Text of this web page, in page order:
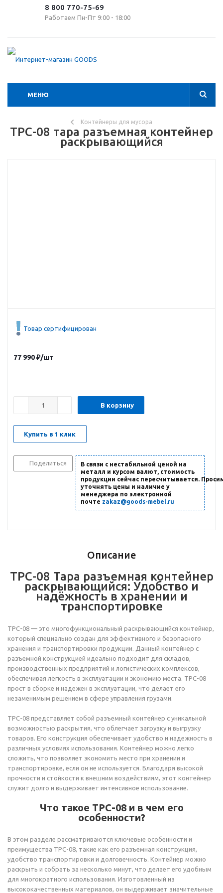
8 800 770-75-69
Работаем Пн-Пт 9:00 - 18:00
МЕНЮ
Контейнеры для мусора
ТРС-08 тара разъемная контейнер
раскрывающийся
Товар сертифицирован
77 990₽/шт
В корзину
Купить в 1 клик
Поделиться
В связи с нестабильной ценой на
металл и курсом валют, стоимость
продукции сейчас пересчитывается.
уточнять цены и наличие у
менеджера по электронной
почте zakaz@goods-mebel.ru
Описание
ТРС-08 Тара разъемная контейнер
раскрывающийся: Удобство и
надёжность в хранении и
транспортировке
ТРС-08 — это многофункциональный раскрывающийся контейнер,
который специально создан для эффективного и безопасного
хранения и транспортировки продукции. Данный контейнер с
разъемной конструкцией идеально подходит для складов,
производственных предприятий и логистических комплексов,
обеспечивая лёгкость в эксплуатации и экономию места. ТРС-08
прост в сборке и надежен в эксплуатации, что делает его
незаменимым решением в сфере управления грузами.
ТРС-08 представляет собой разъемный контейнер с уникальной
возможностью раскрытия, что облегчает загрузку и выгрузку
товаров. Его конструкция обеспечивает удобство и надежность в
различных условиях использования. Контейнер можно легко
сложить, что позволяет экономить место при хранении и
транспортировке, если он не используется. Благодаря высокой
прочности и стойкости к внешним воздействиям, этот контейнер
служит долго и выдерживает интенсивное использование.
Что такое ТРС-08 и в чем его
особенности?
В этом разделе рассматриваются ключевые особенности и
преимущества ТРС-08, такие как его разъемная конструкция,
удобство транспортировки и долговечность. Контейнер можно
раскрыть и собрать за несколько минут, что делает его удобным
для многократного использования. Изготовленный из
высококачественных материалов, он выдерживает значительные